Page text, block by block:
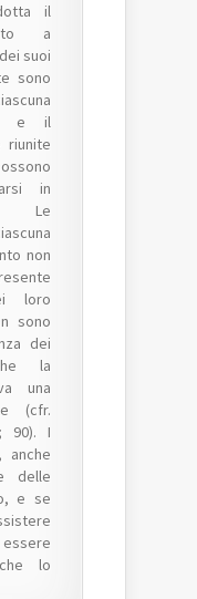
il
a
suoi
sono
e il
riunite
in
Le
non
loro
sono
dei
la
una
(cfr.
90). I
anche
delle
e se
lo